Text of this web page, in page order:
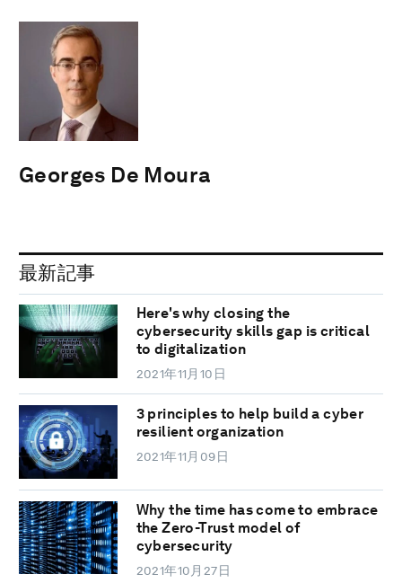
Georges De Moura
最新記事
Here's why closing the
cybersecurity skills gap is critical
to digitalization
2021年11月10日
3 principles to help build a cyber
resilient organization
2021年11月09日
Why the time has come to embrace
the Zero-Trust model of
cybersecurity
2021年10月27日